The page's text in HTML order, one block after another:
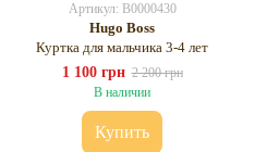
Артикул: B0000430
Hugo Boss
Куртка для мальчика 3-4 лет
1 100 грн 2 200 грн
В наличии
Купить